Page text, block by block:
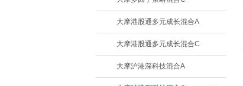
大摩港股通多元成长混合A
大摩港股通多元成长混合C
大摩沪港深科技混合A